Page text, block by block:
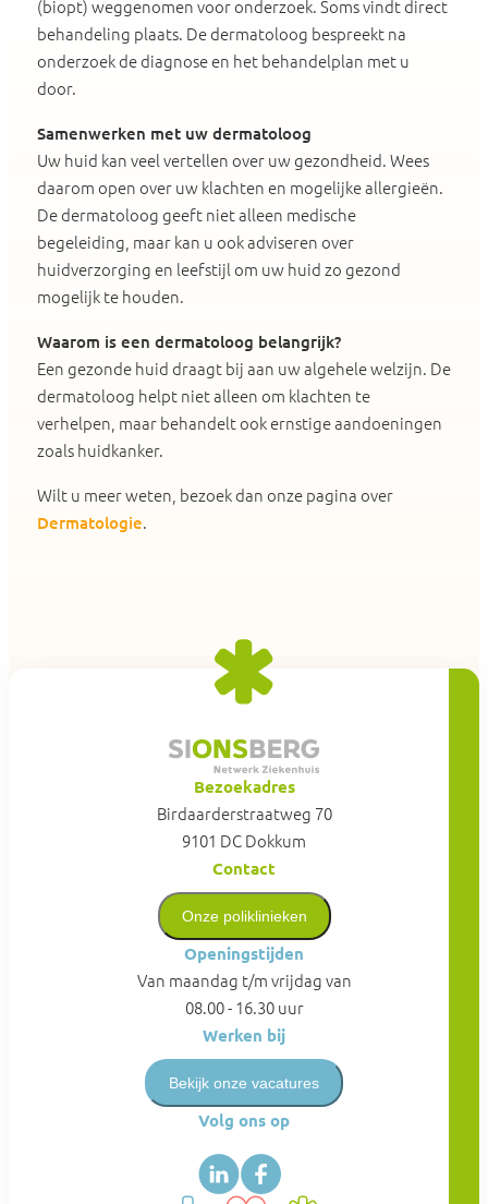
(biopt) weggenomen voor onderzoek. Soms vindt direct
behandeling plaats. De dermatoloog bespreekt na
onderzoek de diagnose en het behandelplan met u
door.
Samenwerken met uw dermatoloog
Uw huid kan veel vertellen over uw gezondheid. Wees
daarom open over uw klachten en mogelijke allergieën.
De dermatoloog geeft niet alleen medische
begeleiding, maar kan u ook adviseren over
huidverzorging en leefstijl om uw huid zo gezond
mogelijk te houden.
Waarom is een dermatoloog belangrijk?
Een gezonde huid draagt bij aan uw algehele welzijn. De
dermatoloog helpt niet alleen om klachten te
verhelpen, maar behandelt ook ernstige aandoeningen
zoals huidkanker.
Wilt u meer weten, bezoek dan onze pagina over
Dermatologie.
Bezoekadres
Birdaarderstraatweg 70
9101 DC Dokkum
Contact
Onze poliklinieken
Openingstijden
Van maandag t/m vrijdag van
08.00 - 16.30 uur
Werken bij
Bekijk onze vacatures
Volg ons op